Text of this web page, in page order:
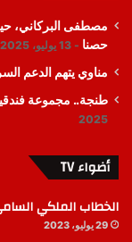
مصطفى البركاني،
حصنا
13 يوليو، 2025
مناوي يتهم الدعم
طنجة.. مجموعة
2025
أضواء TV
الخطاب الملكي
29 يوليو، 2023